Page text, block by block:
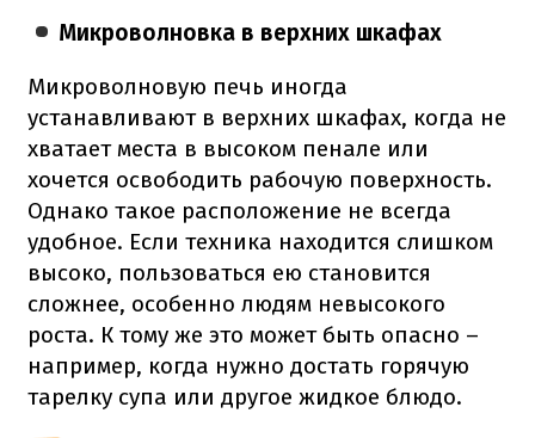
Микроволновка в верхних шкафах
Микроволновую печь иногда
устанавливают в верхних шкафах, когда не
хватает места в высоком пенале или
хочется освободить рабочую поверхность.
Однако такое расположение не всегда
удобное. Если техника находится слишком
высоко, пользоваться ею становится
сложнее, особенно людям невысокого
роста. К тому же это может быть опасно –
например, когда нужно достать горячую
тарелку супа или другое жидкое блюдо.